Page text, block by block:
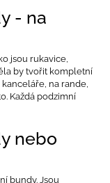
- na
jsou rukavice,
by tvořit kompletní
na rande,
Každá podzimní
nebo
bundy. Jsou